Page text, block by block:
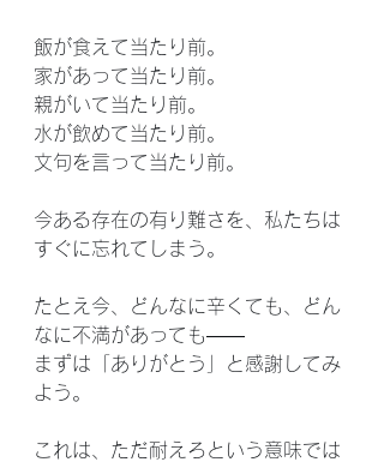
飯が食えて当たり前。
家があって当たり前。
親がいて当たり前。
水が飲めて当たり前。
文句を言って当たり前。
今ある存在の有り難さを、私たちは
すぐに忘れてしまう。
たとえ今、どんなに辛くても、どん
なに不満があっても——
まずは「ありがとう」と感謝してみ
よう。
これは、ただ耐えろという意味では